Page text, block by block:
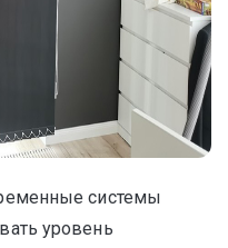
системы
уровень